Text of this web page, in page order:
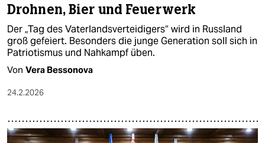
Drohnen, Bier und Feuerwerk
Der „Tag des Vaterlandsverteidigers“ wird in Russland
groß gefeiert. Besonders die junge Generation soll sich in
Patriotismus und Nahkampf üben.
Von Vera Bessonova
24.2.2026